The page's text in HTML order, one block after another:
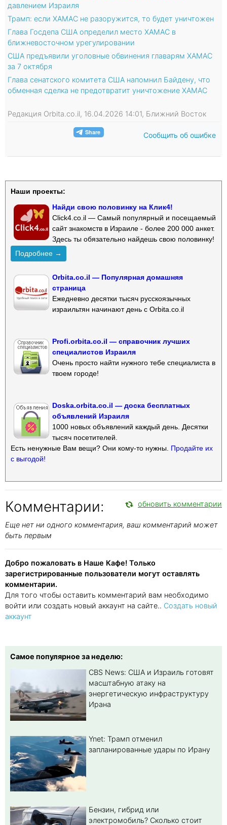
давлением Израиля
Трамп: если ХАМАС не разоружится, то будет уничтожен
Глава Госдепа США определил место ХАМАС в
ближневосточном урегулировании
США предъявили уголовные обвинения главарям ХАМАС
за 7 октября
Глава сенатского комитета США напомнил Байдену, что
обменная сделка не предотвратит уничтожение ХАМАС
Редакция Orbita.co.il, 16.04.2026 14:01, Ближний Восток
Сообщить об ошибке
Наши проекты:
Найди свою половинку на Клик4!
Click4.co.il — Самый популярный и посещаемый
сайт знакомств в Израиле - более 200 000 анкет.
Здесь ты обязательно найдешь свою половинку!
Подробнее →
Orbita.co.il — Популярная домашняя
страница
Ежедневно десятки тысяч русскоязычных
израильтян начинают день с Orbita.co.il
Profi.orbita.co.il — справочник лучших
специалистов Израиля
Очень просто найти нужного тебе специалиста в
твоем городе!
Doska.orbita.co.il — доска бесплатных
объявлений Израиля
1000 новых объявлений каждый день. Десятки
тысяч посетителей.
Есть ненужные Вам вещи? Они кому-то нужны. Продайте их
с выгодой!
Комментарии: обновить комментарии
Еще нет ни одного комментария, ваш комментарий может
быть первым
Добро пожаловать в Наше Кафе! Только
зарегистрированные пользователи могут оставлять
комментарии.
Для того чтобы оставить комментарий вам необходимо
войти или создать новый аккаунт на сайте.. Создать новый
аккаунт
Самое популярное за неделю:
CBS News: США и Израиль готовят
масштабную атаку на
энергетическую инфраструктуру
Ирана
Ynet: Трамп отменил
запланированные удары по Ирану
Бензин, гибрид или
электромобиль? Cколько стоит